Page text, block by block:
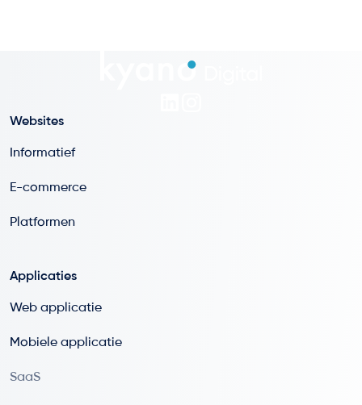
Websites
Informatief
E-commerce
Platformen
Applicaties
Web applicatie
Mobiele applicatie
SaaS